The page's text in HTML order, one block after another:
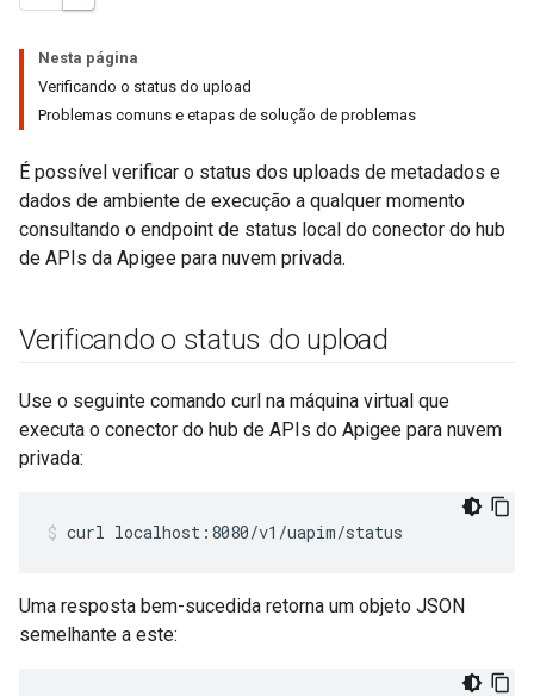
Nesta página
Verificando o status do upload
Problemas comuns e etapas de solução de problemas
É possível verificar o status dos uploads de metadados e
dados de ambiente de execução a qualquer momento
consultando o endpoint de status local do conector do hub
de APIs da Apigee para nuvem privada.
Verificando o status do upload
Use o seguinte comando curl na máquina virtual que
executa o conector do hub de APIs do Apigee para nuvem
privada:
curl localhost:8080/v1/uapim/status
Uma resposta bem-sucedida retorna um objeto JSON
semelhante a este: